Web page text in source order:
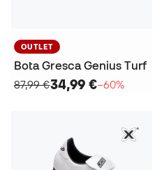
OUTLET
Bota Gresca Genius Turf
87,99 €34,99 €−60%